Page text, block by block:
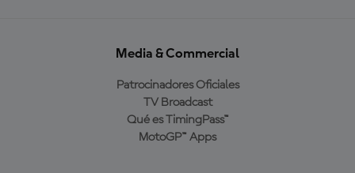
Media & Commercial
Patrocinadores Oficiales
TV Broadcast
Qué es TimingPass™
MotoGP™ Apps